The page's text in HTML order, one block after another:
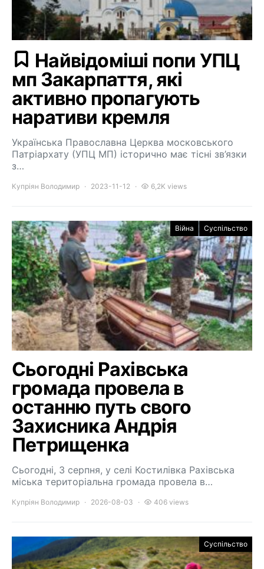
Найвідоміші попи УПЦ
мп Закарпаття, які
активно пропагують
наративи кремля
Українська Православна Церква московського
Патріархату (УПЦ МП) історично має тісні зв’язки
з…
Купріян Володимир 2023-11-12 6,2K views
Війна Суспільство
Сьогодні Рахівська
громада провела в
останню путь свого
Захисника Андрія
Петрищенка
Сьогодні, 3 серпня, у селі Костилівка Рахівська
міська територіальна громада провела в…
Купріян Володимир 2026-08-03 406 views
Суспільство